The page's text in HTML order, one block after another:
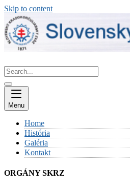
Skip to content
Menu
Home
História
Galéria
Kontakt
ORGÁNY SKRZ